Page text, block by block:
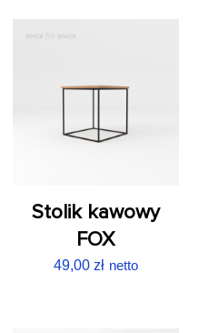
Stolik kawowy
FOX
49,00 zł netto